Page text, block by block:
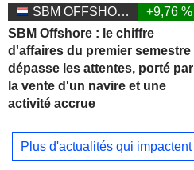
SBM OFFSHORE N.V.
+9,76 %
SBM Offshore : le chiffre
d'affaires du premier semestre
dépasse les attentes, porté par
la vente d'un navire et une
activité accrue
Plus d'actualités qui impactent